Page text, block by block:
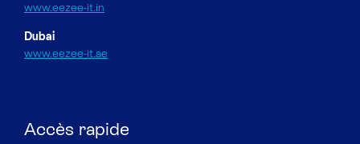
www.eezee-it.in
Dubai
www.eezee-it.ae
Accès rapide